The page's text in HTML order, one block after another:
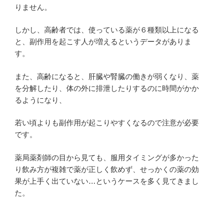
りません。
しかし、高齢者では、使っている薬が６種類以上になる
と、副作用を起こす人が増えるというデータがありま
す。
また、高齢になると、肝臓や腎臓の働きが弱くなり、薬
を分解したり、体の外に排泄したりするのに時間がかか
るようになり、
若い頃よりも副作用が起こりやすくなるので注意が必要
です。
薬局薬剤師の目から見ても、服用タイミングが多かった
り飲み方が複雑で薬が正しく飲めず、せっかくの薬の効
果が上手く出ていない…というケースを多く見てきまし
た。